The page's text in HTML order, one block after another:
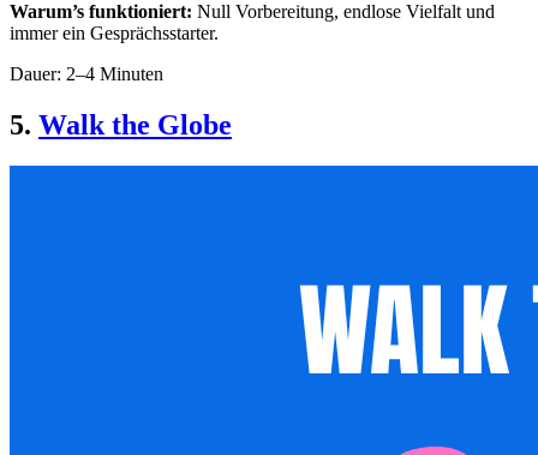
Warum’s funktioniert: Null Vorbereitung, endlose Vielfalt und
immer ein Gesprächsstarter.
Dauer: 2–4 Minuten
5. Walk the Globe